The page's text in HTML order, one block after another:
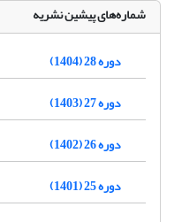
شماره‌های پیشین نشریه
دوره 28 (1404)
دوره 27 (1403)
دوره 26 (1402)
دوره 25 (1401)